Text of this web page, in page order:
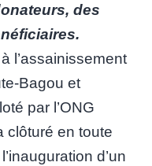
des
l’assainissement
Bagou et
par l’ONG
clôturé en toute
d’un